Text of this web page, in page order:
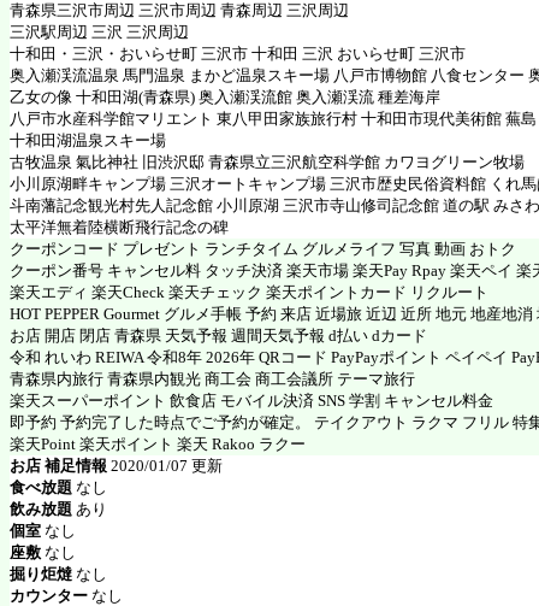
青森県三沢市周辺 三沢市周辺 青森周辺 三沢周辺
三沢駅周辺 三沢 三沢周辺
十和田・三沢・おいらせ町 三沢市 十和田 三沢 おいらせ町 三沢市
奥入瀬渓流温泉 馬門温泉 まかど温泉スキー場 八戸市博物館 八食センター
乙女の像 十和田湖(青森県) 奥入瀬渓流館 奥入瀬渓流 種差海岸
八戸市水産科学館マリエント 東八甲田家族旅行村 十和田市現代美術館 蕪
十和田湖温泉スキー場
古牧温泉 氣比神社 旧渋沢邸 青森県立三沢航空科学館 カワヨグリーン牧場
小川原湖畔キャンプ場 三沢オートキャンプ場 三沢市歴史民俗資料館 くれ馬
斗南藩記念観光村先人記念館 小川原湖 三沢市寺山修司記念館 道の駅 みさわ
太平洋無着陸横断飛行記念の碑
クーポンコード プレゼント ランチタイム グルメライフ 写真 動画 おトク
クーポン番号 キャンセル料 タッチ決済 楽天市場 楽天Pay Rpay 楽天ペイ 楽
楽天エディ 楽天Check 楽天チェック 楽天ポイントカード リクルート
HOT PEPPER Gourmet グルメ手帳 予約 来店 近場旅 近辺 近所 地元 地産地
お店 開店 閉店 青森県 天気予報 週間天気予報 d払い dカード
令和 れいわ REIWA 令和8年 2026年 QRコード PayPayポイント ペイペイ
青森県内旅行 青森県内観光 商工会 商工会議所 テーマ旅行
楽天スーパーポイント 飲食店 モバイル決済 SNS 学割 キャンセル料金
即予約 予約完了した時点でご予約が確定。 テイクアウト ラクマ フリル 特
楽天Point 楽天ポイント 楽天 Rakoo ラクー
お店 補足情報 2020/01/07 更新
食べ放題 なし
飲み放題 あり
個室 なし
座敷 なし
掘り炬燵 なし
カウンター なし